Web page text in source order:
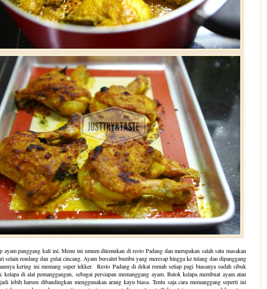
ayam panggang kali ini. Menu ini umum ditemukan di resto Padang dan merupakan salah satu masakan
selain rendang dan gulai cincang. Ayam bersalut bumbu yang meresap hingga ke tulang dan dipanggang
kering ini memang super lekker. Resto Padang di dekat rumah setiap pagi biasanya sudah sibuk
kelapa di alat pemanggangan, sebagai persiapan memanggang ayam. Batok kelapa membuat ayam atau
lebih harum dibandingkan menggunakan arang kayu biasa. Tentu saja cara memanggang seperti ini